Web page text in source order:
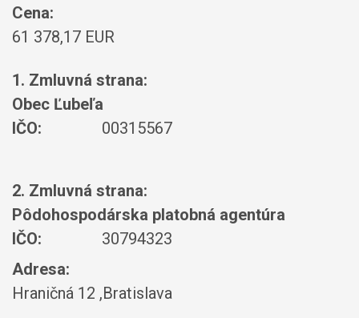
Cena:
61 378,17 EUR
1. Zmluvná strana:
Obec Ľubeľa
IČO:
00315567
2. Zmluvná strana:
Pôdohospodárska platobná agentúra
IČO:
30794323
Adresa:
Hraničná 12 ,Bratislava